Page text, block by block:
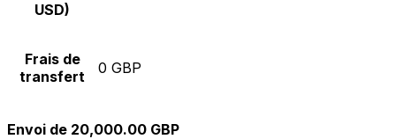
USD)
Frais de
transfert
0 GBP
Envoi de 20,000.00 GBP